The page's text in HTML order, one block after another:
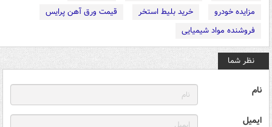
مزایده خودرو
خرید بلیط استخر
قیمت ورق آهن پرایس
فروشنده مواد شیمیایی
نظر شما
نام
ایمیل